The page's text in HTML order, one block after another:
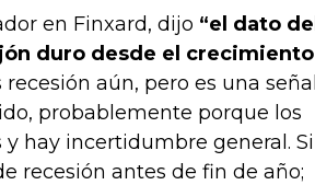
en Finxard, dijo “el dato del
duro desde el crecimiento
recesión aún, pero es una señal
probablemente porque los
hay incertidumbre general. Si
recesión antes de fin de año;